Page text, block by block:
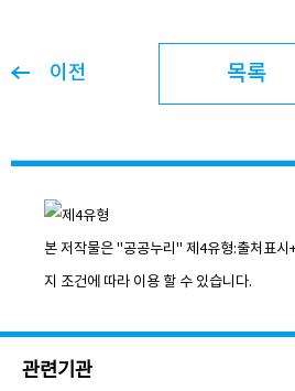
이전 목록
본 저작물은 "공공누리" 제4유형:출처표시
지 조건에 따라 이용 할 수 있습니다.
관련기관